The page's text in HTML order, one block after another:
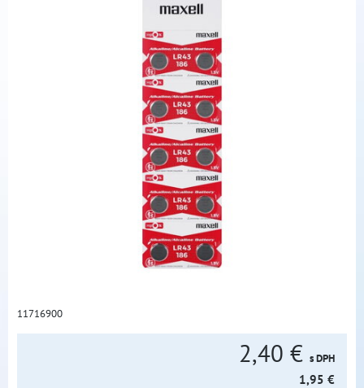
11716900
2,40 € s DPH
1,95 €